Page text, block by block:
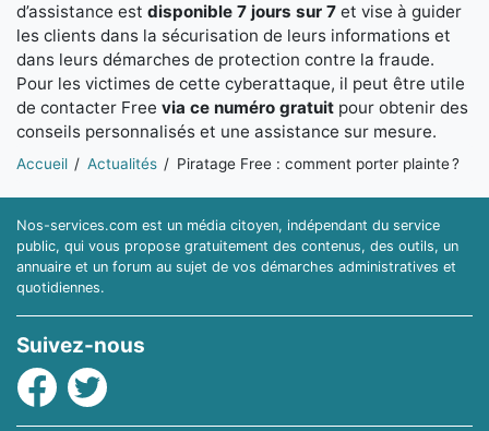
d’assistance est disponible 7 jours sur 7 et vise à guider
les clients dans la sécurisation de leurs informations et
dans leurs démarches de protection contre la fraude.
Pour les victimes de cette cyberattaque, il peut être utile
de contacter Free via ce numéro gratuit pour obtenir des
conseils personnalisés et une assistance sur mesure.
Vous êtes ici:
Accueil Actualités Piratage Free : comment porter plainte ?
Nos-services.com est un média citoyen, indépendant du service
public, qui vous propose gratuitement des contenus, des outils, un
annuaire et un forum au sujet de vos démarches administratives et
quotidiennes.
Suivez-nous
Facebook
Twitter